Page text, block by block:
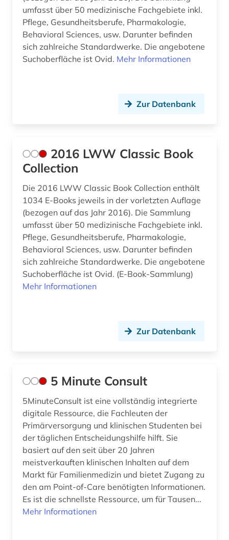
arbeit (3)
arbeitsmedizin (6)
arbeitssicherheit (5)
arbeitssicherheitsrecht (1)
arbeitsstoff (1)
arbeitstherapie (1)
architektur (1)
archiv (1)
artificial life (1)
arzneimittel (25)
arzneimitteldosis (1)
arzneimittelforschung (1)
arzneimittelinformationen (1)
arzneimittelinformationssystem (1)
arzneimittelmarkt (3)
umfasst über 50 medizinische Fachgebiete inkl.
Pflege, Gesundheitsberufe, Pharmakologie,
Behavioral Sciences, usw. Darunter befinden
sich zahlreiche Standardwerke. Die angebotene
Suchoberfläche ist Ovid. Mehr Informationen
Zur Datenbank
2016 LWW Classic Book
Collection
Die 2016 LWW Classic Book Collection enthält
1034 E-Books jeweils in der vorletzten Auflage
(bezogen auf das Jahr 2016). Die Sammlung
umfasst über 50 medizinische Fachgebiete inkl.
Pflege, Gesundheitsberufe, Pharmakologie,
Behavioral Sciences, usw. Darunter befinden
sich zahlreiche Standardwerke. Die angebotene
Suchoberfläche ist Ovid. (E-Book-Sammlung)
Mehr Informationen
Zur Datenbank
5 Minute Consult
5MinuteConsult ist eine vollständig integrierte
digitale Ressource, die Fachleuten der
Primärversorgung und klinischen Studenten bei
der täglichen Entscheidungshilfe hilft. Sie
basiert auf den seit über 20 Jahren
meistverkauften klinischen Inhalten auf dem
Markt für Familienmedizin und bietet Zugang zu
den am Point-of-Care benötigten Informationen.
Es ist die schnellste Ressource, um für Tausen...
Mehr Informationen